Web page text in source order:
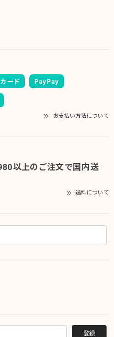
ード PayPay
お支払い方法について
以上のご注文で国内送
送料について
登録